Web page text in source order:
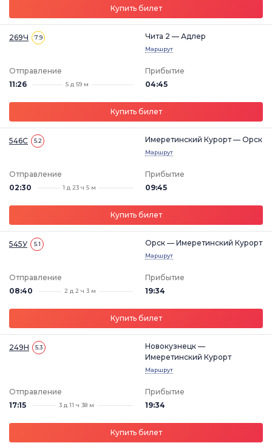
Купить билет
269Ч 7.9 Чита 2 — Адлер
Маршрут
Отправление
11:26
5 д 59 м
Прибытие
04:45
Купить билет
546С 5.2 Имеретинский Курорт — Орск
Маршрут
Отправление
02:30
1 д 23 ч 5 м
Прибытие
09:45
Купить билет
545У 5.1 Орск — Имеретинский Курорт
Маршрут
Отправление
08:40
2 д 2 ч 3 м
Прибытие
19:34
Купить билет
249Н 5.3
Новокузнецк —
Имеретинский Курорт
Маршрут
Отправление
17:15
3 д 11 ч 38 м
Прибытие
19:34
Купить билет